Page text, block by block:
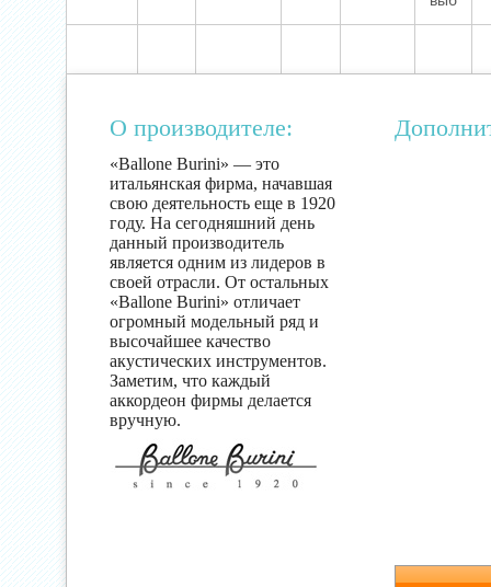
О производителе:
«Ballone Burini» — это
итальянская фирма, начавшая
свою деятельность еще в 1920
году. На сегодняшний день
данный производитель
является одним из лидеров в
своей отрасли. От остальных
«Ballone Burini» отличает
огромный модельный ряд и
высочайшее качество
акустических инструментов.
Заметим, что каждый
аккордеон фирмы делается
вручную.